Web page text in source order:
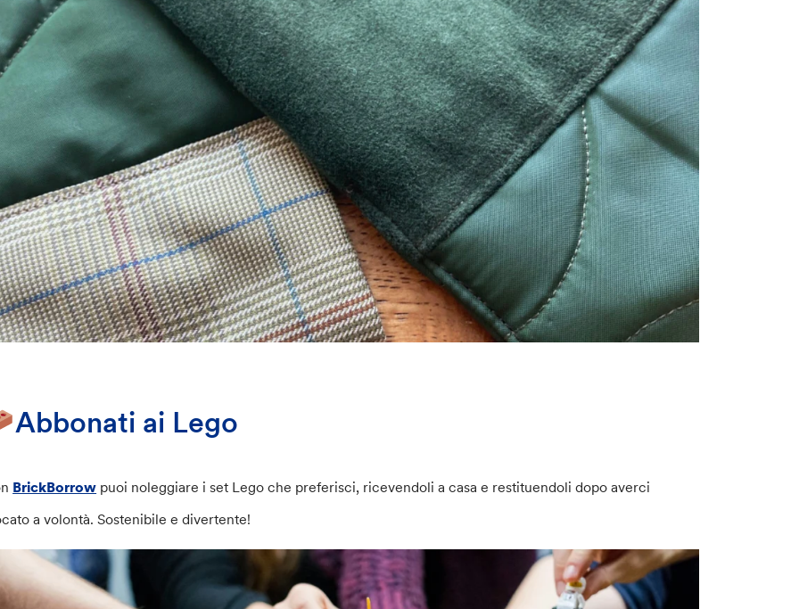
Abbonati ai Lego
BrickBorrow puoi noleggiare i set Lego che preferisci, ricevendoli a casa e restituendoli dopo averci
a volontà. Sostenibile e divertente!